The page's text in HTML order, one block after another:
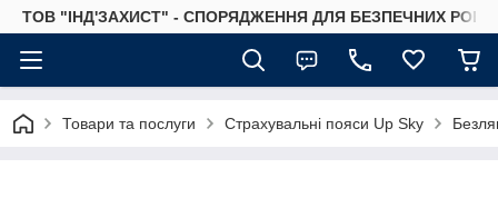
ТОВ "ІНД'ЗАХИСТ" - СПОРЯДЖЕННЯ ДЛЯ БЕЗПЕЧНИХ
Товари та послуги Страхувальні пояси Up Sky